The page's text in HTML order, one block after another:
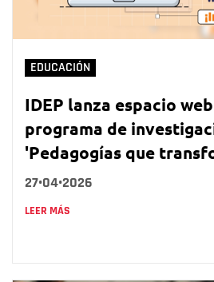
EDUCACIÓN
IDEP lanza espacio
programa de
'Pedagogías que
27•04•2026
LEER MÁS